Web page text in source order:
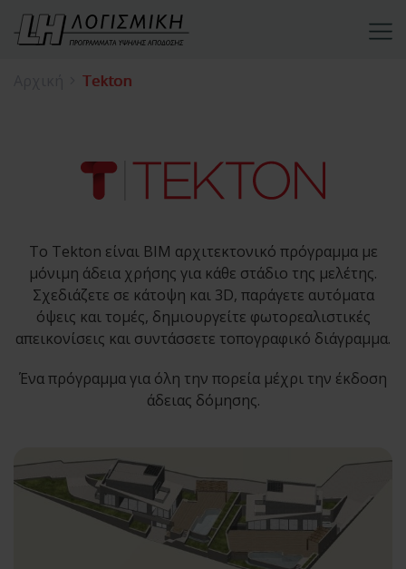
Tekton
Το Tekton είναι BIM αρχιτεκτονικό πρόγραμμα με
μόνιμη άδεια χρήσης για κάθε στάδιο της μελέτης.
Σχεδιάζετε σε κάτοψη και 3D, παράγετε αυτόματα
όψεις και τομές, δημιουργείτε φωτορεαλιστικές
απεικονίσεις και συντάσσετε τοπογραφικό διάγραμμα.
Ένα πρόγραμμα για όλη την πορεία μέχρι την έκδοση
άδειας δόμησης.